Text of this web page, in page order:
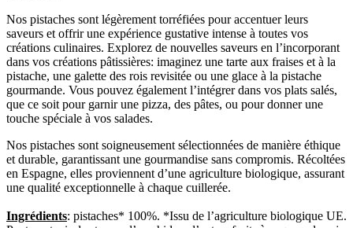
Nos pistaches sont légèrement torréfiées pour accentuer leurs
saveurs et offrir une expérience gustative intense à toutes vos
créations culinaires. Explorez de nouvelles saveurs en l’incorporant
dans vos créations pâtissières: imaginez une tarte aux fraises et à la
pistache, une galette des rois revisitée ou une glace à la pistache
gourmande. Vous pouvez également l’intégrer dans vos plats salés,
que ce soit pour garnir une pizza, des pâtes, ou pour donner une
touche spéciale à vos salades.
Nos pistaches sont soigneusement sélectionnées de manière éthique
et durable, garantissant une gourmandise sans compromis. Récoltées
en Espagne, elles proviennent d’une agriculture biologique, assurant
une qualité exceptionnelle à chaque cuillerée.
Ingrédients: pistaches* 100%. *Issu de l’agriculture biologique UE.